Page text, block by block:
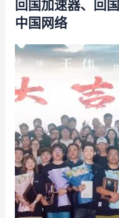
回国加速器、回
中国网络